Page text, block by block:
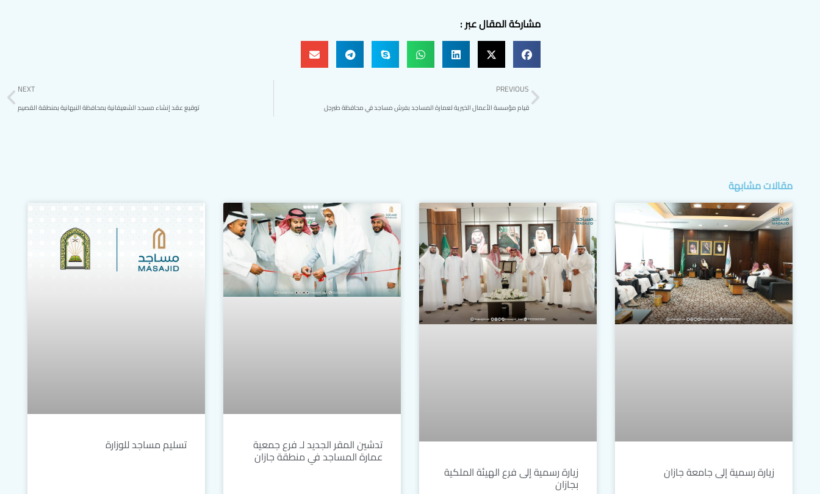
مشاركة المقال عبر :
PREVIOUS
قيام مؤسسة الأعمال الخيرية لعمارة المساجد بفرش مساجد في محافظة طبرجل
NEXT
توقيع عقد إنشاء مسجد الشعيفانية بمحافظة النبهانية بمنطقة القصيم
مقالات مشابهة
زيارة رسمية إلى جامعة جازان زيارة رسمية إلى فرع الهيئة الملكية
بجازان
تدشين المقر الجديد لـ فرع جمعية
عمارة المساجد في منطقة جازان
تسليم مساجد للوزارة